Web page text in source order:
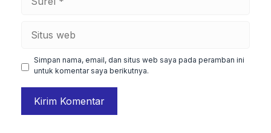
Simpan nama, email, dan situs web saya pada peramban ini
untuk komentar saya berikutnya.